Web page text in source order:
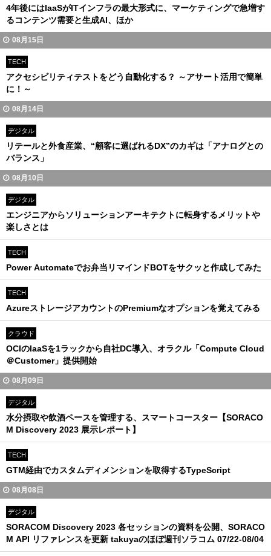
4年後にはIaaSがITインフラの最大形式に、マーケティングで急増す
るコンテンツ需要と生成AI、ほか
08月15日
TECH
アクセシビリティテストをどう自動化する？ ～アサート活用で簡単
に！～
08月14日
デジタル
リテールと外食産業、“顧客に選ばれるDX”のカギは「アナログとの
バランス」
08月10日
デジタル
エンジニアからソリューションアーキテクトに転身するメリットや
楽しさとは
TECH
Power Automateでお弁当リマインドBOTをサクッと作成してみた
TECH
AzureストレージアカウントのPremiumなオプションを覚えてみる
クラウド
OCIのIaaSを1ラックから自社DC導入、オラクル「Compute Cloud
＠Customer」提供開始
08月09日
デジタル
水分摂取や飲酒ペースを管理する、スマートコースター【SORACO
M Discovery 2023 展示レポート】
TECH
GTM経由でカスタムディメンションを取得するTypeScript
08月08日
デジタル
SORACOM Discovery 2023 各セッションの資料を公開、SORACO
M API リファレンスを更新 takuyaのほぼ週刊ソラコム 07/22-08/04